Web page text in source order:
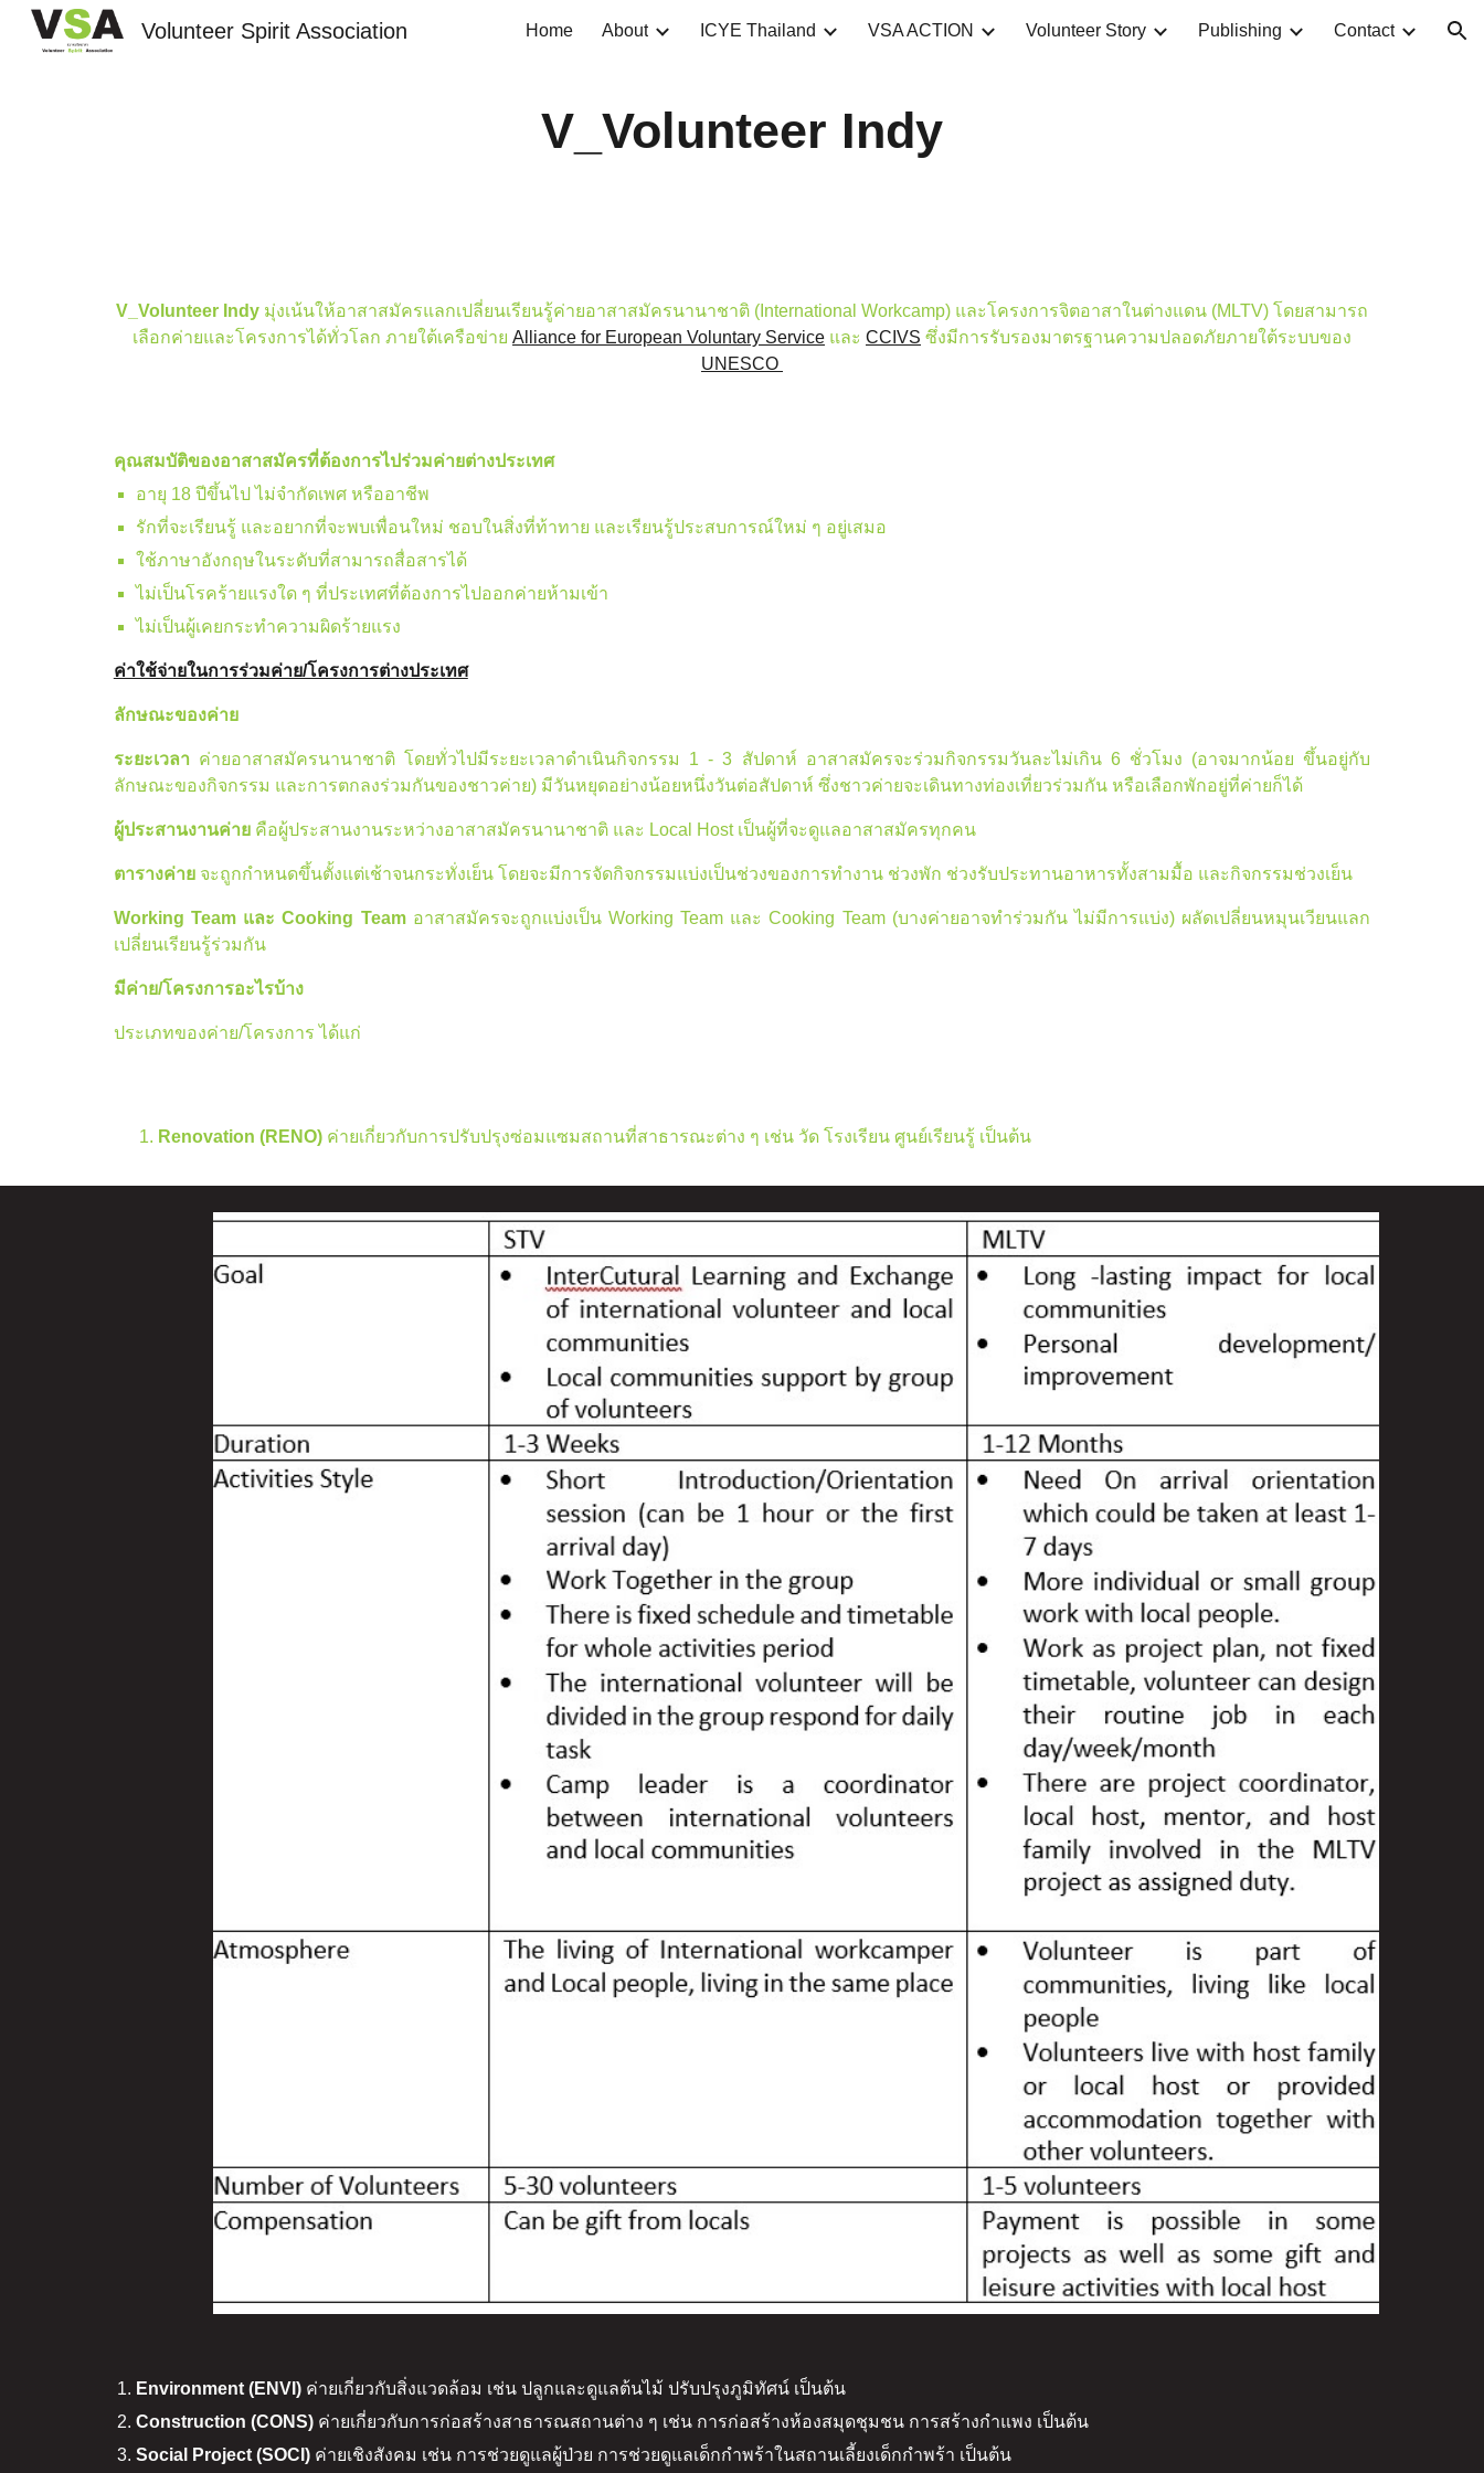
Skip to main content Skip to navigation
Volunteer Spirit Association Home About ICYE Thailand VSA ACTION Volunteer Story Publishing Contact
V_Volunteer Indy
V_Volunteer Indy มุ่งเน้นให้อาสาสมัครแลกเปลี่ยนเรียนรู้ค่ายอาสาสมัครนานาชาติ (International Workcamp) และโครงการจิตอาสาในต่างแดน (MLTV) โดยสามารถ
เลือกค่ายและโครงการได้ทั่วโลก ภายใต้เครือข่าย Alliance for European Voluntary Service และ CCIVS ซึ่งมีการรับรองมาตรฐานความปลอดภัยภายใต้ระบบของ
UNESCO
คุณสมบัติของอาสาสมัครที่ต้องการไปร่วมค่ายต่างประเทศ
อายุ 18 ปีขึ้นไป ไม่จำกัดเพศ หรืออาชีพ
รักที่จะเรียนรู้ และอยากที่จะพบเพื่อนใหม่ ชอบในสิ่งที่ท้าทาย และเรียนรู้ประสบการณ์ใหม่ ๆ อยู่เสมอ
ใช้ภาษาอังกฤษในระดับที่สามารถสื่อสารได้
ไม่เป็นโรคร้ายแรงใด ๆ ที่ประเทศที่ต้องการไปออกค่ายห้ามเข้า
ไม่เป็นผู้เคยกระทำความผิดร้ายแรง
ค่าใช้จ่ายในการร่วมค่าย/โครงการต่างประเทศ
ลักษณะของค่าย
ระยะเวลา ค่ายอาสาสมัครนานาชาติ โดยทั่วไปมีระยะเวลาดำเนินกิจกรรม 1 - 3 สัปดาห์ อาสาสมัครจะร่วมกิจกรรมวันละไม่เกิน 6 ชั่วโมง (อาจมากน้อย ขึ้นอยู่กับ
ลักษณะของกิจกรรม และการตกลงร่วมกันของชาวค่าย) มีวันหยุดอย่างน้อยหนึ่งวันต่อสัปดาห์ ซึ่งชาวค่ายจะเดินทางท่องเที่ยวร่วมกัน หรือเลือกพักอยู่ที่ค่ายก็ได้
ผู้ประสานงานค่ายคือผู้ประสานงานระหว่างอาสาสมัครนานาชาติ และ Local Host เป็นผู้ที่จะดูแลอาสาสมัครทุกคน
ตารางค่ายจะถูกกำหนดขึ้นตั้งแต่เช้าจนกระทั่งเย็น โดยจะมีการจัดกิจกรรมแบ่งเป็นช่วงของการทำงาน ช่วงพัก ช่วงรับประทานอาหารทั้งสามมื้อ และกิจกรรมช่วงเย็น
Working Team และ Cooking Team อาสาสมัครจะถูกแบ่งเป็น Working Team และ Cooking Team (บางค่ายอาจทำร่วมกัน ไม่มีการแบ่ง) ผลัดเปลี่ยนหมุนเวียนแลก
เปลี่ยนเรียนรู้ร่วมกัน
มีค่าย/โครงการอะไรบ้าง
ประเภทของค่าย/โครงการ ได้แก่
Renovation (RENO)ค่ายเกี่ยวกับการปรับปรุงซ่อมแซมสถานที่สาธารณะต่าง ๆ เช่น วัด โรงเรียน ศูนย์เรียนรู้ เป็นต้น
Environment (ENVI) ค่ายเกี่ยวกับสิ่งแวดล้อม เช่น ปลูกและดูแลต้นไม้ ปรับปรุงภูมิทัศน์ เป็นต้น
Construction (CONS)ค่ายเกี่ยวกับการก่อสร้างสาธารณสถานต่าง ๆ เช่น การก่อสร้างห้องสมุดชุมชน การสร้างกำแพง เป็นต้น
Social Project (SOCI) ค่ายเชิงสังคม เช่น การช่วยดูแลผู้ป่วย การช่วยดูแลเด็กกำพร้าในสถานเลี้ยงเด็กกำพร้า เป็นต้น